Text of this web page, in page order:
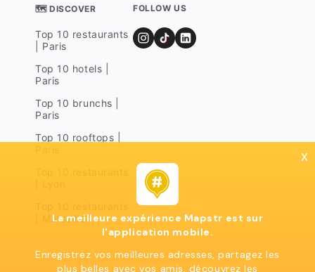
🗺 DISCOVER
Top 10 restaurants
| Paris
Top 10 hotels |
Paris
Top 10 brunchs |
Paris
Top 10 rooftops |
| Marseille
FOLLOW US
x
La meilleure expérience Mapstr est sur
l'application mobile.
Enregistrez vos meilleures adresses, partagez les
plus belles avec vos amis, découvrez les